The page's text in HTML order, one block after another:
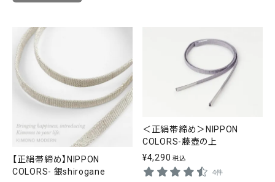
【正絹帯締め】NIPPON
COLORS- 銀shirogane
＜正絹帯締め＞NIPPON
COLORS-藤壺の上
¥4,290 税込
4件